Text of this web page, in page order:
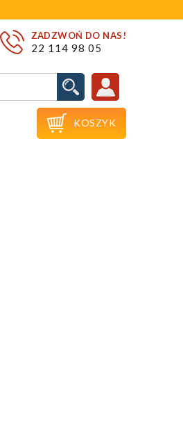
ZADZWOŃ DO NAS!
22 114 98 05
 KOSZYK